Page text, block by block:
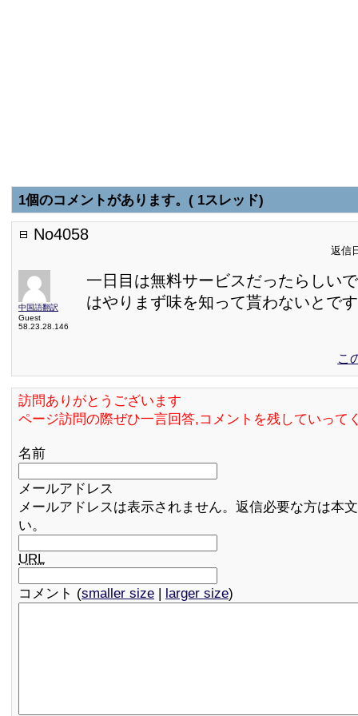
1個のコメントがあります。( 1スレッド)
No4058
返信
中国語翻訳
Guest
58.23.28.146
一日目は無料サービスだったらしい
はやりまず味を知って貰わないとで
こ
訪問ありがとうございます
ページ訪問の際ぜひ一言回答,コメントを残していって
名前
メールアドレス
メールアドレスは表示されません。返信必要な方は本
い。
URL
コメント (smaller size | larger size)